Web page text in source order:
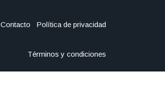
Contacto Política de privacidad
Términos y condiciones